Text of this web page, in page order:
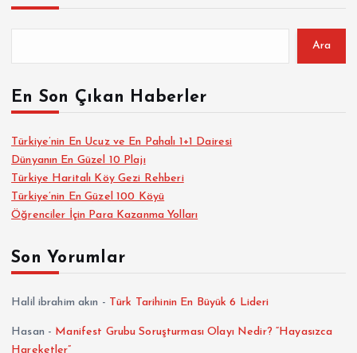
Ara
En Son Çıkan Haberler
Türkiye’nin En Ucuz ve En Pahalı 1+1 Dairesi
Dünyanın En Güzel 10 Plajı
Türkiye Haritalı Köy Gezi Rehberi
Türkiye’nin En Güzel 100 Köyü
Öğrenciler İçin Para Kazanma Yolları
Son Yorumlar
Halil ibrahim akın - Türk Tarihinin En Büyük 6 Lideri
Hasan - Manifest Grubu Soruşturması Olayı Nedir? “Hayasızca
Hareketler”